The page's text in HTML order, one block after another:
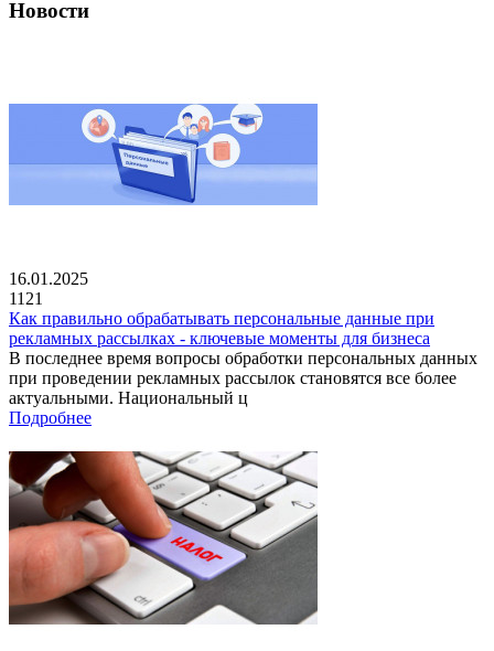
Новости
16.01.2025
1121
Как правильно обрабатывать персональные данные при
рекламных рассылках - ключевые моменты для бизнеса
В последнее время вопросы обработки персональных данных
при проведении рекламных рассылок становятся все более
актуальными. Национальный ц
Подробнее